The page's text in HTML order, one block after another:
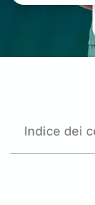
Indice dei